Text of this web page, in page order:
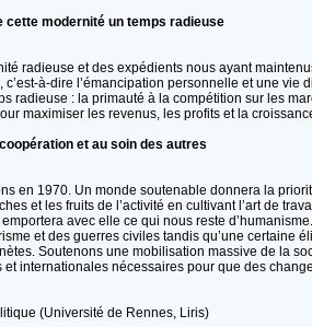
cette modernité un temps radieuse
radieuse et des expédients nous ayant
à-dire l’émancipation personnelle et une vie
radieuse : la primauté à la compétition sur les
maximiser les revenus, les profits et la
et au soin des autres
en 1970. Un monde soutenable donnera la
et les fruits de l’activité en cultivant l’art de
avec elle ce qui nous reste
et des guerres civiles tandis qu’une certaine
Soutenons une mobilisation massive de la
internationales nécessaires pour que des
(Université de Rennes, Liris)